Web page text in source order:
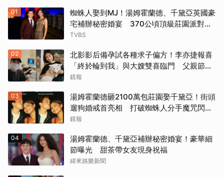
《變人》（1999）
《鋼鐵墳墓》（2013）
《震盪效應》(2015)
《網住愛情》（2004）
其他（歡迎貼文分享）
01
蜘蛛人娶到MJ！湯姆霍蘭德、千黛亞英國豪
宅補辦秘密婚宴 370公頃頂級莊園派對曝
光
TVBS
02
北影影后備孕試各種求子偏方！李亦捷報喜
「終於輪到我」與大嫂雙喜臨門 父親節喊
話亡父：他一定在笑
鏡報
03
湯姆霍蘭德砸2100萬包莊園娶千黛亞！街頭
遛狗婚戒首亮相 打破蜘蛛人分手魔咒閃爆
全場
鏡報
04
湯姆霍蘭德、千黛亞補辦秘密婚宴！豪華細
節曝光 甜茶帶女友現身祝福
緯來娛樂新聞